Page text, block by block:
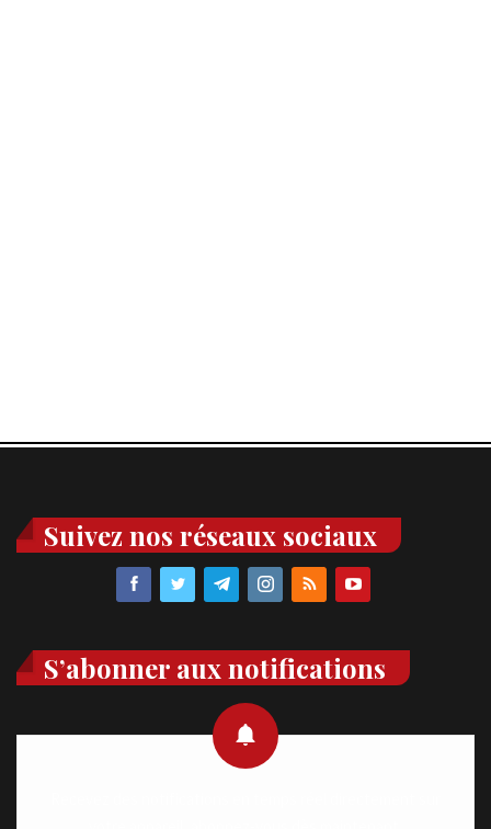
Suivez nos réseaux sociaux
S’abonner aux notifications